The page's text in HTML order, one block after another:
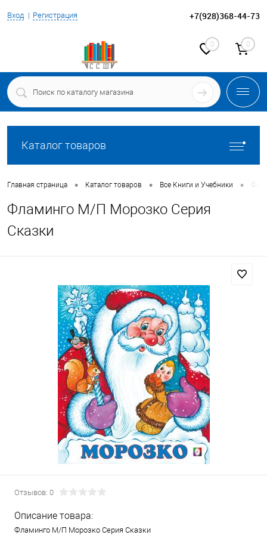
Вход Регистрация +7(928)368-44-73
0 0
Каталог товаров
Главная страница • Каталог товаров • Все Книги и Учебники •
Фламинго М/П Морозко Серия
Сказки
Отзывов: 0
Описание товара:
Фламинго М/П Морозко Серия Сказки